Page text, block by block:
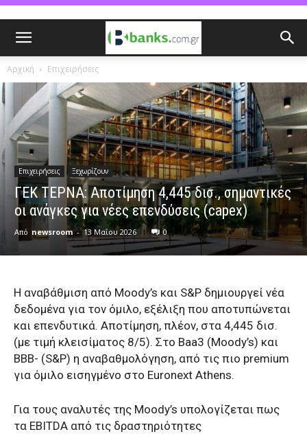
Αρχική Επιχειρήσεις
Επιχειρήσεις Ξεχωρίζουν
ΓΕΚ ΤΕΡΝΑ: Αποτίμηση 4,445 δισ., σημαντικές
οι ανάγκες για νέες επενδύσεις (capex)
Από newsroom - 13 Μαΐου 2026 0
Η αναβάθμιση από Moody’s και S&P δημιουργεί νέα
δεδομένα για τον όμιλο, εξέλιξη που αποτυπώνεται
και επενδυτικά. Αποτίμηση, πλέον, στα 4,445 δισ.
(με τιμή κλεισίματος 8/5). Στο Baa3 (Moody’s) και
ΒΒΒ- (S&P) η αναβαθμολόγηση, από τις πιο premium
για όμιλο εισηγμένο στο Euronext Athens.
Για τους αναλυτές της Moody’s υπολογίζεται πως
τα EBITDA από τις δραστηριότητες